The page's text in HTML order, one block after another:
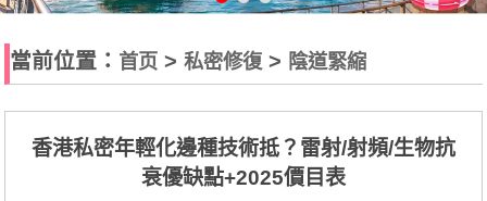
當前位置： 首页 >私密修復 > 陰道緊縮
香港私密年輕化邊種技術抵？雷射/射頻/生物抗
衰優缺點+2025價目表